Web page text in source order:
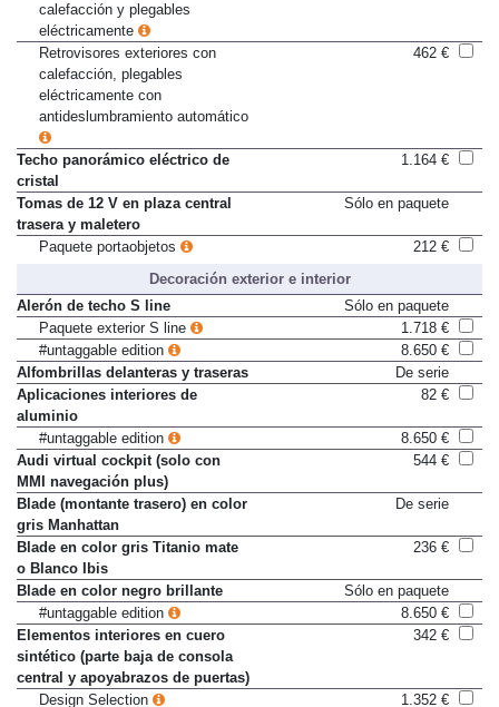
Retrovisores exteriores con
calefacción y plegables
eléctricamente
Retrovisores exteriores con
calefacción, plegables
eléctricamente con
antideslumbramiento automático
Techo panorámico eléctrico de
cristal
Tomas de 12 V en plaza central
trasera y maletero
Decoración exterior e interior
Alerón de techo S line
Sólo en paquete
Paquete exterior S line
1.718 €
#untaggable edition
8.650 €
Alfombrillas delanteras y traseras
De serie
Aplicaciones interiores de
aluminio
#untaggable edition
8.650 €
Audi virtual cockpit (solo con
MMI navegación plus)
Blade (montante trasero) en color
gris Manhattan
Blade en color gris Titanio mate
o Blanco Ibis
Blade en color negro brillante
Sólo en paquete
#untaggable edition
8.650 €
Elementos interiores en cuero
sintético (parte baja de consola
central y apoyabrazos de puertas)